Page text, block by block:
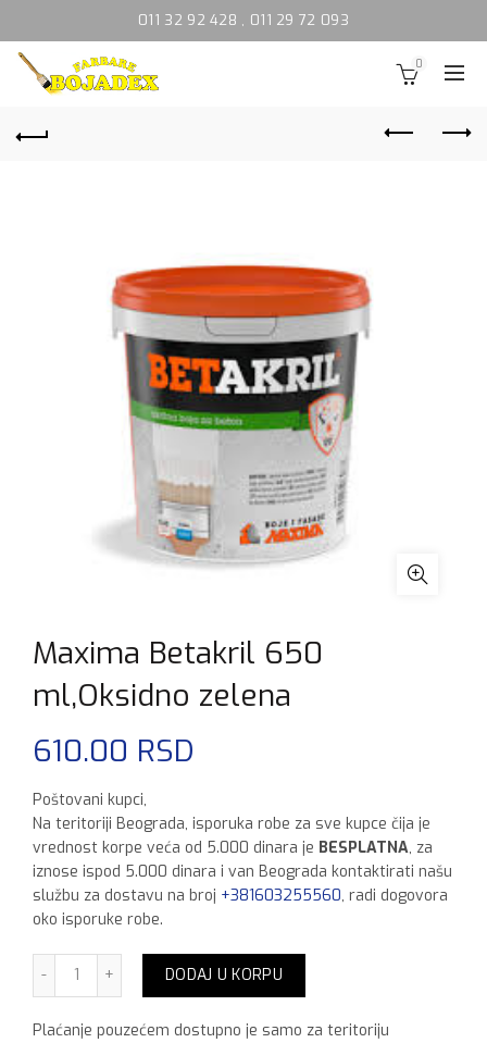
011 32 92 428 , 011 29 72 093
0
Maxima Betakril 650
ml,Oksidno zelena
610.00 RSD
Poštovani kupci,
Na teritoriji Beograda, isporuka robe za sve kupce čija je
vrednost korpe veća od 5.000 dinara je BESPLATNA, za
iznose ispod 5.000 dinara i van Beograda kontaktirati našu
službu za dostavu na broj +381603255560, radi dogovora
oko isporuke robe.
Maxima Betakril 650 ml,Oksidno zelena količina
DODAJ U KORPU
Plaćanje pouzećem dostupno je samo za teritoriju